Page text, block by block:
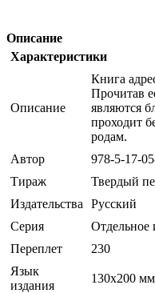
Описание
Характеристики
Описание
Книга
Прочитав
являются
проходит
родам.
Автор
978-5-17-
Тираж
Твердый
Издательства
Русский
Серия
Отдельное
Переплет
230
Язык
издания
130х200